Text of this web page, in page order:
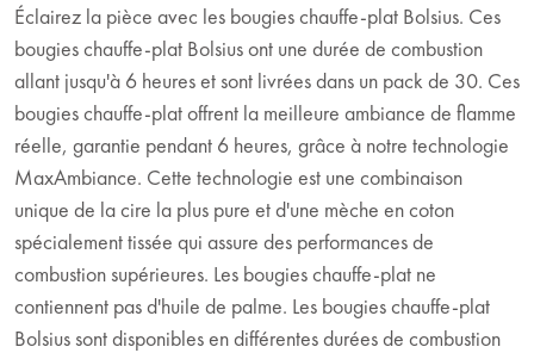
Éclairez la pièce avec les bougies chauffe-plat Bolsius. Ces
bougies chauffe-plat Bolsius ont une durée de combustion
allant jusqu'à 6 heures et sont livrées dans un pack de 30. Ces
bougies chauffe-plat offrent la meilleure ambiance de flamme
réelle, garantie pendant 6 heures, grâce à notre technologie
MaxAmbiance. Cette technologie est une combinaison
unique de la cire la plus pure et d'une mèche en coton
spécialement tissée qui assure des performances de
combustion supérieures. Les bougies chauffe-plat ne
contiennent pas d'huile de palme. Les bougies chauffe-plat
Bolsius sont disponibles en différentes durées de combustion